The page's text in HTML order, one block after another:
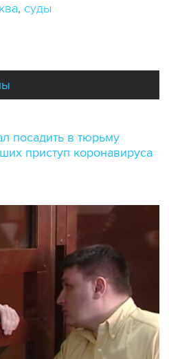
суды
посадить в тюрьму
приступ коронавируса